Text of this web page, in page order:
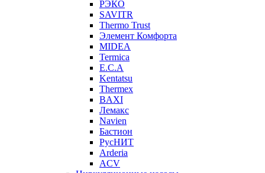
РЭКО
SAVITR
Thermo Trust
Элемент Комфорта
MIDEA
Termica
E.C.A
Kentatsu
Thermex
BAXI
Лемакс
Navien
Бастион
РусНИТ
Arderia
ACV